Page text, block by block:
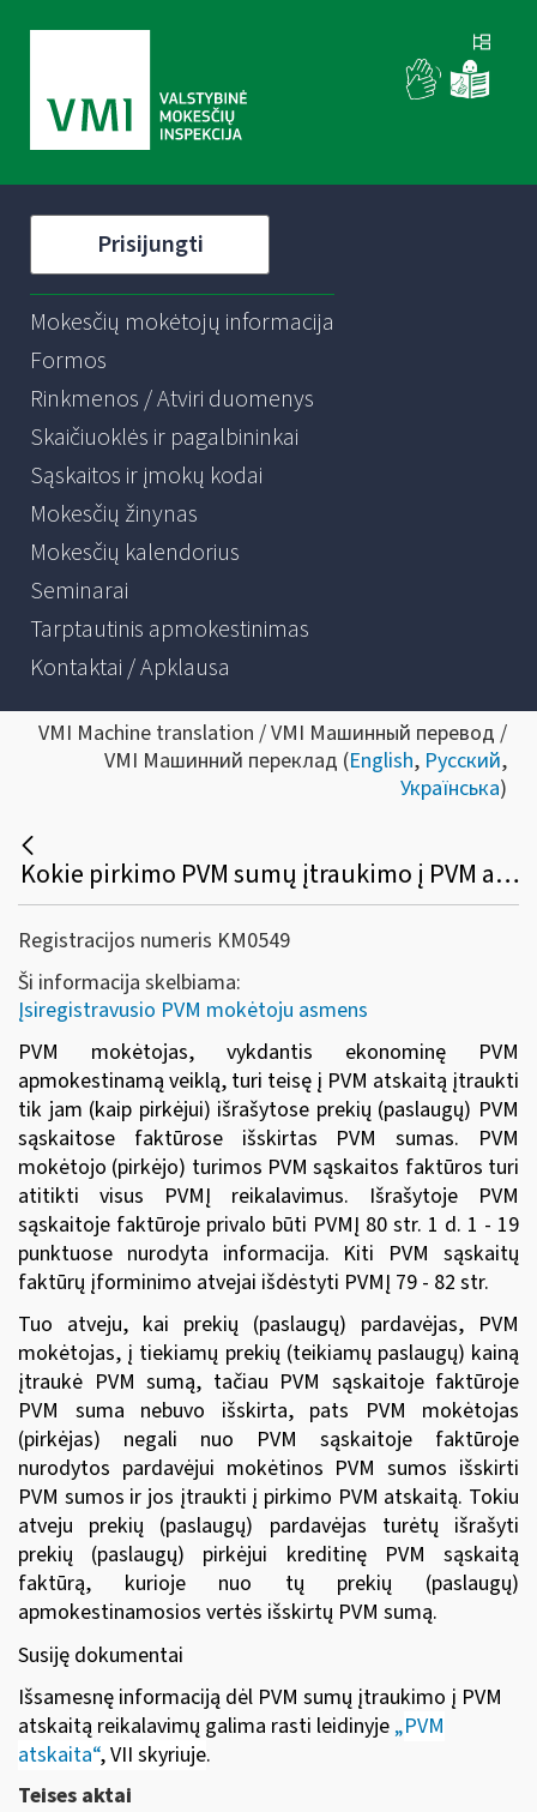
Prisijungti
Mokesčių mokėtojų informacija
Formos
Rinkmenos / Atviri duomenys
Skaičiuoklės ir pagalbininkai
Sąskaitos ir įmokų kodai
Mokesčių žinynas
Mokesčių kalendorius
Seminarai
Tarptautinis apmokestinimas
Kontaktai / Apklausa
VMI Machine translation / VMI Машинный перевод /
VMI Машинний переклад (English, Русский,
Українська)
Kokie pirkimo PVM sumų įtraukimo į PVM atskaitą reikalavimai yra taikomi?
Registracijos numeris KM0549
Ši informacija skelbiama:
Įsiregistravusio PVM mokėtoju asmens
PVM mokėtojas, vykdantis ekonominę PVM
apmokestinamą veiklą, turi teisę į PVM atskaitą įtraukti
tik jam (kaip pirkėjui) išrašytose prekių (paslaugų) PVM
sąskaitose faktūrose išskirtas PVM sumas. PVM
mokėtojo (pirkėjo) turimos PVM sąskaitos faktūros turi
atitikti visus PVMĮ reikalavimus. Išrašytoje PVM
sąskaitoje faktūroje privalo būti PVMĮ 80 str. 1 d. 1 - 19
punktuose nurodyta informacija. Kiti PVM sąskaitų
faktūrų įforminimo atvejai išdėstyti PVMĮ 79 - 82 str.
Tuo atveju, kai prekių (paslaugų) pardavėjas, PVM
mokėtojas, į tiekiamų prekių (teikiamų paslaugų) kainą
įtraukė PVM sumą, tačiau PVM sąskaitoje faktūroje
PVM suma nebuvo išskirta, pats PVM mokėtojas
(pirkėjas) negali nuo PVM sąskaitoje faktūroje
nurodytos pardavėjui mokėtinos PVM sumos išskirti
PVM sumos ir jos įtraukti į pirkimo PVM atskaitą. Tokiu
atveju prekių (paslaugų) pardavėjas turėtų išrašyti
prekių (paslaugų) pirkėjui kreditinę PVM sąskaitą
faktūrą, kurioje nuo tų prekių (paslaugų)
apmokestinamosios vertės išskirtų PVM sumą.
Susiję dokumentai
Išsamesnę informaciją dėl PVM sumų įtraukimo į PVM
atskaitą reikalavimų galima rasti leidinyje „PVM
atskaita“, VII skyriuje.
Teises aktai